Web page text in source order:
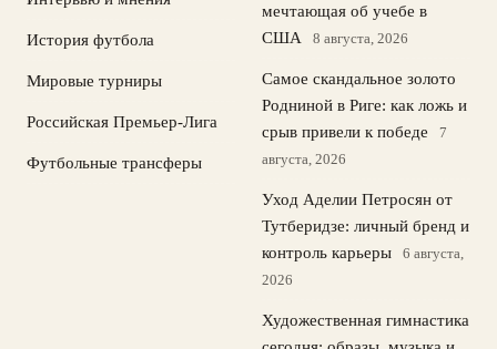
История футбола
Мировые турниры
Российская Премьер-Лига
Футбольные трансферы
мечтающая об учебе в
США
8 августа, 2026
Самое скандальное золото
Родниной в Риге: как ложь и
срыв привели к победе
7
августа, 2026
Уход Аделии Петросян от
Тутберидзе: личный бренд и
контроль карьеры
6 августа,
2026
Художественная гимнастика